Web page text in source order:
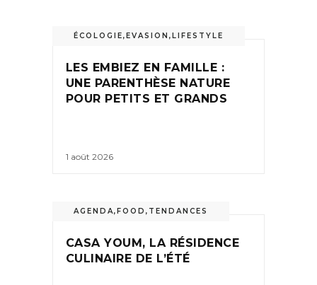
ÉCOLOGIE, EVASION , LIFESTYLE
LES EMBIEZ EN FAMILLE :
UNE PARENTHÈSE NATURE
POUR PETITS ET GRANDS
1 août 2026
AGENDA,FOOD , TENDANCES
CASA YOUM, LA RÉSIDENCE
CULINAIRE DE L’ÉTÉ